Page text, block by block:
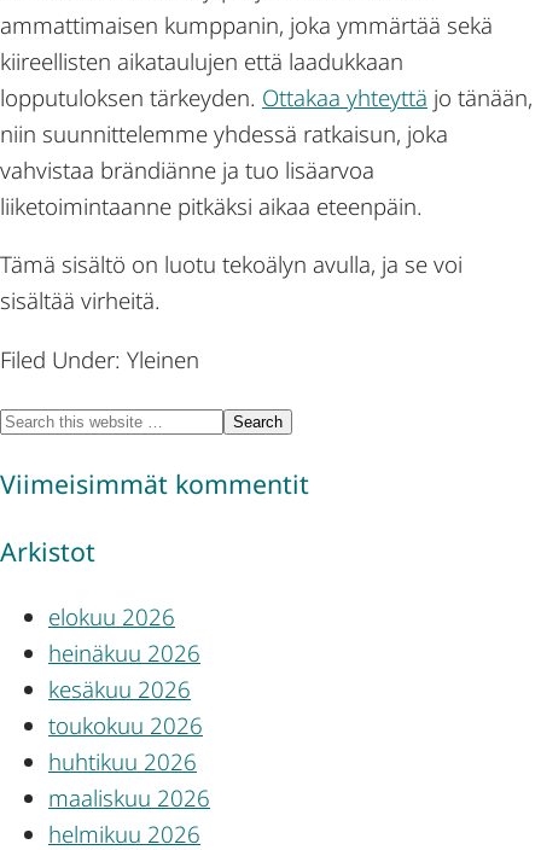
ammattimaisen kumppanin, joka ymmärtää sekä
kiireellisten aikataulujen että laadukkaan
lopputuloksen tärkeyden. Ottakaa yhteyttä jo tänään,
niin suunnittelemme yhdessä ratkaisun, joka
vahvistaa brändiänne ja tuo lisäarvoa
liiketoimintaanne pitkäksi aikaa eteenpäin.
Tämä sisältö on luotu tekoälyn avulla, ja se voi
sisältää virheitä.
Filed Under: Yleinen
Viimeisimmät kommentit
Arkistot
elokuu 2026
heinäkuu 2026
kesäkuu 2026
toukokuu 2026
huhtikuu 2026
maaliskuu 2026
helmikuu 2026